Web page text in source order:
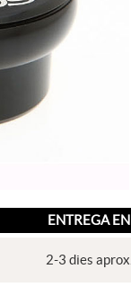
ENTREGA EN
2-3 dies aprox.